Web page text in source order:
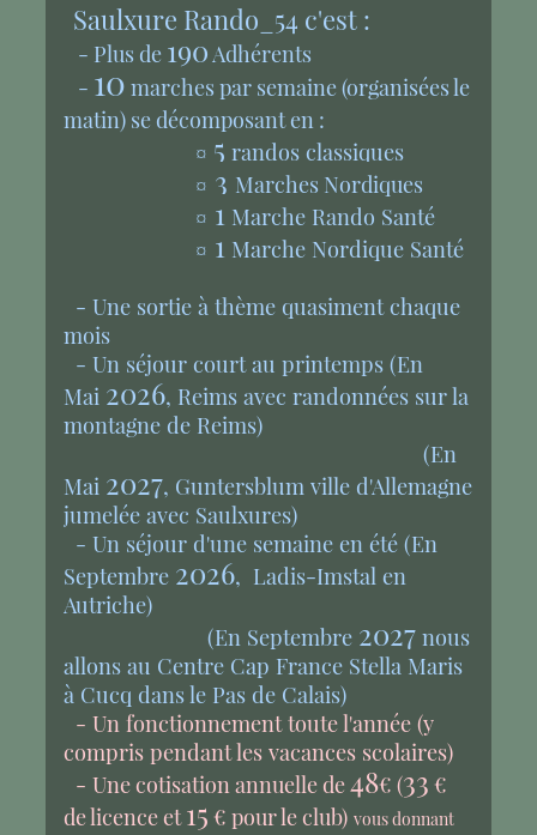
Saulxure Rando_54 c'est :
- Plus de 190Adhérents
- 10 marches par semaine (organisées le
matin) se décomposant en :
¤ 5 randos classiques
¤ 3 Marches Nordiques
¤ 1 Marche Rando Santé
¤ 1 Marche Nordique Santé
- Une sortie à thème quasiment chaque
mois
- Un séjour court au printemps (En
Mai 2026, Reims avec randonnées sur la
montagne de Reims)
(En
Mai 2027, Guntersblum ville d'Allemagne
jumelée avec Saulxures)
- Un séjour d'une semaine en été (En
Septembre 2026, Ladis-Imstal en
Autriche)
(En Septembre 2027 nous
allons au Centre Cap France Stella Maris
à Cucq dans le Pas de Calais)
- Un fonctionnement toute l'année (y
compris pendant les vacances scolaires)
- Unecotisation annuelle de48€ (33 €
de licence et15 € pour le club) vous donnant